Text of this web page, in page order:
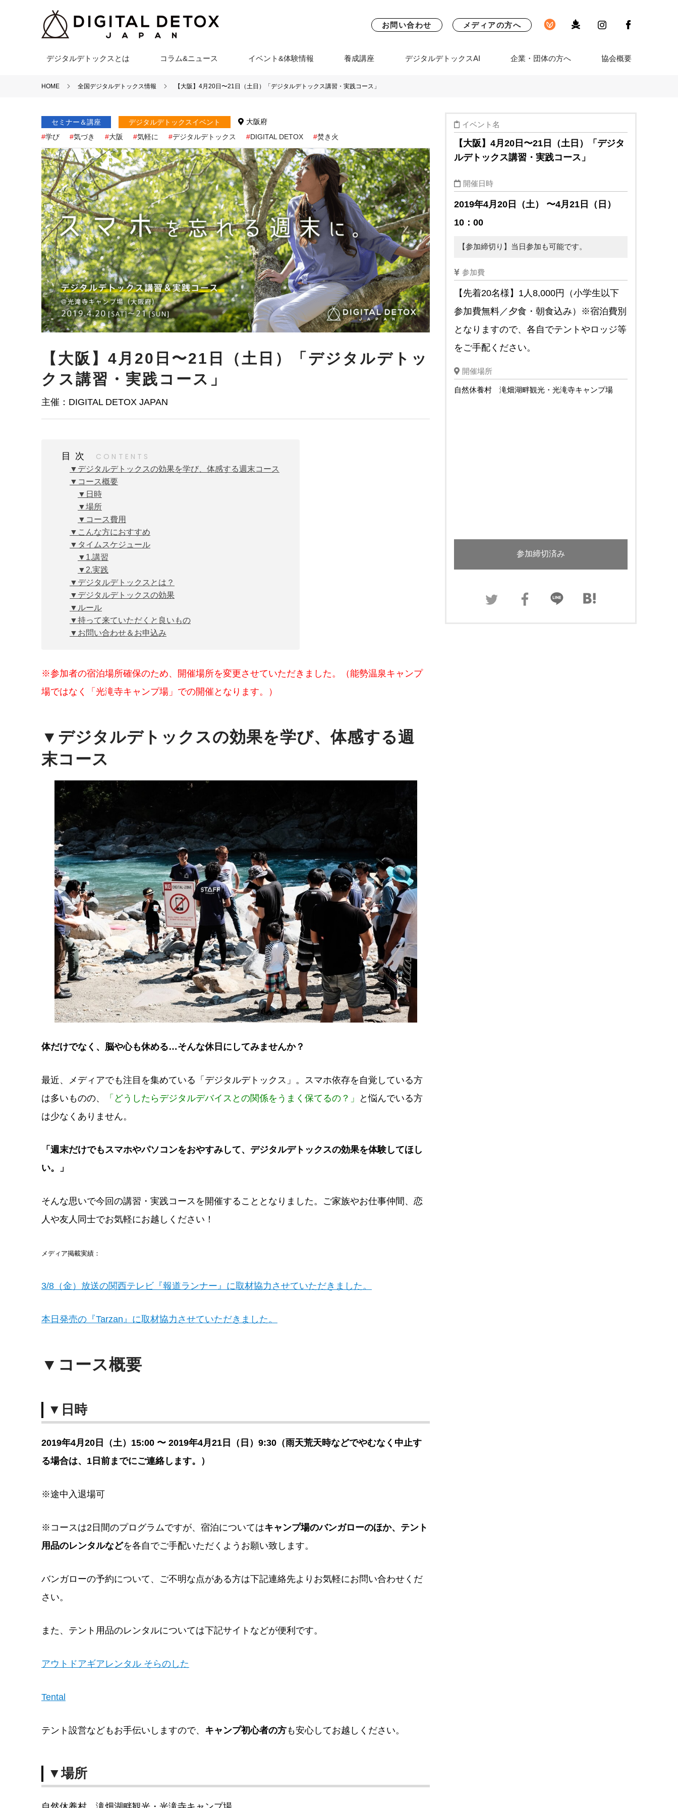
お問い合わせ メディアの方へ
デジタルデトックスとは コラム&ニュース イベント&体験情報 養成講座 デジタルデトックスAI 企業・団体の方へ 協会概要
HOME 全国デジタルデトックス情報 【大阪】4月20日〜21日（土日）「デジタルデトックス講習・実践コース」
セミナー＆講座 デジタルデトックスイベント
大阪府
学び
気づき 大阪 気軽に デジタルデトックス DIGITAL DETOX 焚き火
【大阪】4月20日〜21日（土日）「デジタルデトッ
クス講習・実践コース」
主催：DIGITAL DETOX JAPAN
目次
▼デジタルデトックスの効果を学び、体感する週末コース
▼コース概要
▼日時
▼場所
▼コース費用
▼こんな方におすすめ
▼タイムスケジュール
▼1.講習
▼2.実践
▼デジタルデトックスとは？
▼デジタルデトックスの効果
▼ルール
▼持って来ていただくと良いもの
▼お問い合わせ＆お申込み
※参加者の宿泊場所確保のため、開催場所を変更させていただきました。（能勢温泉キャンプ
場ではなく「光滝寺キャンプ場」での開催となります。）
▼デジタルデトックスの効果を学び、体感する週
末コース
体だけでなく、脳や心も休める…そんな休日にしてみませんか？
最近、メディアでも注目を集めている「デジタルデトックス」。スマホ依存を自覚している方
は多いものの、
「どうしたらデジタルデバイスとの関係をうまく保てるの？」
と悩んでいる方
は少なくありません。
「週末だけでもスマホやパソコンをおやすみして、デジタルデトックスの効果を体験してほし
い。」
そんな思いで今回の講習・実践コースを開催することとなりました。ご家族やお仕事仲間、恋
人や友人同士でお気軽にお越しください！
メディア掲載実績：
3/8（金）放送の関西テレビ『報道ランナー』に取材協力させていただきました。
本日発売の『Tarzan』に取材協力させていただきました。
▼コース概要
▼日時
2019年4月20日（土）15:00 〜 2019年4月21日（日）9:30（雨天荒天時などでやむなく中止す
る場合は、1日前までにご連絡します。）
※途中入退場可
※コースは2日間のプログラムですが、宿泊についてはキャンプ場のバンガローのほか、テント
用品のレンタルなどを各自でご手配いただくようお願い致します。
バンガローの予約について、ご不明な点がある方は下記連絡先よりお気軽にお問い合わせくだ
さい。
また、テント用品のレンタルについては下記サイトなどが便利です。
アウトドアギアレンタル そらのした
Tental
テント設営などもお手伝いしますので、 キャンプ初心者の方も安心してお越しください。
▼場所
イベント名
【大阪】4月20日〜21日（土日）「デジタ
ルデトックス講習・実践コース」
開催日時
2019年4月20日（土） 〜4月21日（日）
10：00
【参加締切り】当日参加も可能です。
参加費
【先着20名様】1人8,000円（小学生以下
参加費無料／夕食・朝食込み）※宿泊費別
となりますので、各自でテントやロッジ等
をご手配ください。
開催場所
自然休養村 滝畑湖畔観光・光滝寺キャンプ場
参加締切済み